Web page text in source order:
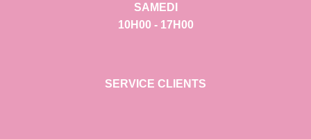
SAMEDI
10H00 - 17H00
SERVICE CLIENTS